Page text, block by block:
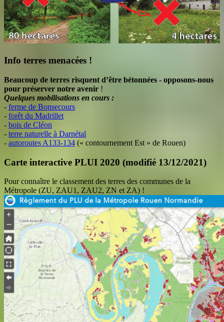
Info terres menacées !
Beaucoup de terres risquent d’être bétonnées - opposons-nous
pour préserver notre avenir !
Quelques mobilisations en cours :
- ferme de Bonsecours
- forêt du Madrillet
- bois de Cléon
- terre naturelle à Darnétal
- autoroutes A133-134 (« contournement Est » de Rouen)
Carte interactive PLUI 2020 (modifié 13/12/2021)
Pour connaître le classement des terres des communes de la
Métropole (ZU, ZAU1, ZAU2, ZN et ZA) !